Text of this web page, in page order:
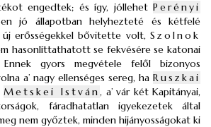
engedtek; és így, jóllehet Perényi
jó állapotban helyhezteté és kétfelé
új erősségekkel bővitette volt, Szolnok
hasonlíttathatott se fekvésére se katonai
Ennek gyors megvétele felől bizonyos
a’ nagy ellenséges sereg, ha Ruszkai
Metskei István, a’ vár két Kapitányai,
fáradhatatlan igyekezetek által
nem győztek, minden hijányosságokat ki